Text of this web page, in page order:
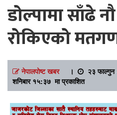
डोल्पामा साँढे
रोकिएको
नेपालपोष्ट खबर।
२३
शनिबार १५:३७ मा प्रकाशित